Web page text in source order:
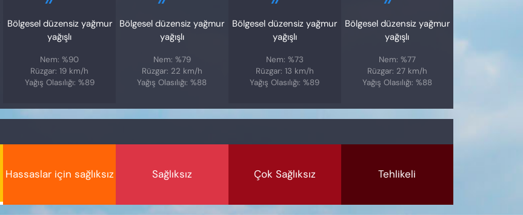
Bölgesel düzensiz yağmur
yağışlı
Nem: %90
Rüzgar: 19 km/h
Yağış Olasılığı: %89
Bölgesel düzensiz yağmur
yağışlı
Nem: %79
Rüzgar: 22 km/h
Yağış Olasılığı: %88
Bölgesel düzensiz yağmur
yağışlı
Nem: %73
Rüzgar: 13 km/h
Yağış Olasılığı: %89
Bölgesel düzensiz yağmur
yağışlı
Nem: %77
Rüzgar: 27 km/h
Yağış Olasılığı: %88
Hassaslar için sağlıksız Sağlıksız Çok Sağlıksız Tehlikeli